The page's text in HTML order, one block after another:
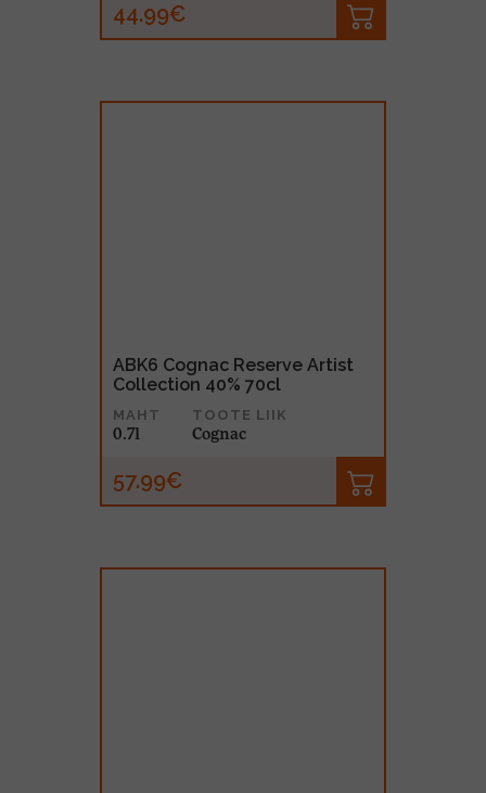
44.99€
ABK6 Cognac Reserve Artist
Collection 40% 70cl
MAHT
0.7l
TOOTE LIIK
Cognac
57.99€